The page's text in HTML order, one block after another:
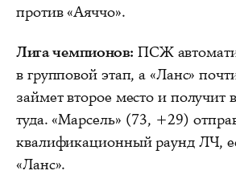
против «Аяччо».
Лига чемпионов: ПСЖ
в групповой этап, а «Ланс»
займет второе место и получит
туда. «Марсель» (73, +29)
квалификационный раунд ЛЧ,
«Ланс».